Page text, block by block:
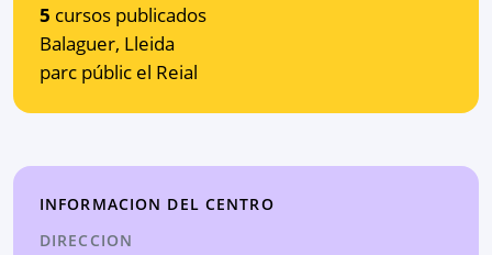
5 cursos publicados
Balaguer, Lleida
parc públic el Reial
INFORMACION DEL CENTRO
DIRECCION